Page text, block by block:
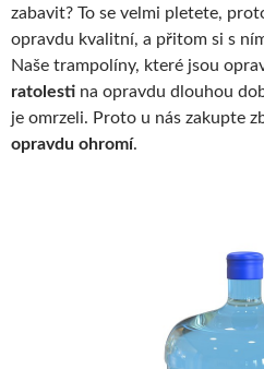
zabavit? To se velmi pletete,
opravdu kvalitní, a přitom si s
Naše trampolíny, které jsou
ratolesti na opravdu dlouhou
je omrzeli. Proto u nás zakupte
opravdu ohromí.